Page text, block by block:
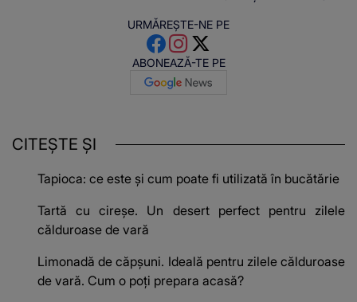
URMĂREȘTE-NE PE
ABONEAZĂ-TE PE
CITEȘTE ȘI
Tapioca: ce este și cum poate fi utilizată în bucătărie
Tartă cu cireșe. Un desert perfect pentru zilele
călduroase de vară
Limonadă de căpșuni. Ideală pentru zilele călduroase
de vară. Cum o poți prepara acasă?